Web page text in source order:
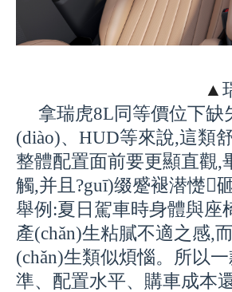
▲
拿瑞虎8L同等價位下缺
(diào)、HUD等來說,這類
整體配置面前要更顯直觀,
觸,并且?guī)缀蹙褪潜憷
舉例:夏日駕車時身體與座
產(chǎn)生粘膩不適之感,
(chǎn)生類似煩惱。所
準、配置水平、購車